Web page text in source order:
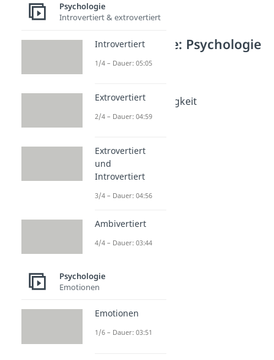
Weitere Inhalte: Psychologie
Emotionen
Emotionen
Emotionale Abhängigkeit
Dauer: 04:46
Enttäuschung
Spiegelneuronen
Dauer: 04:05
Antriebslosigkeit
Einsamkeit
Psychologie
Introvertiert & extrovertiert
Introvertiert
1/4 – Dauer: 05:05
Extrovertiert
2/4 – Dauer: 04:59
Extrovertiert
und
Introvertiert
3/4 – Dauer: 04:56
Ambivertiert
4/4 – Dauer: 03:44
Psychologie
Emotionen
Emotionen
1/6 – Dauer: 03:51